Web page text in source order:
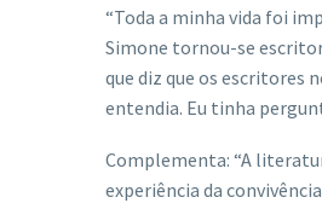
“Toda a minha vida foi
Simone tornou-se
que diz que os escritores
entendia. Eu tinha
Complementa: “A
experiência da